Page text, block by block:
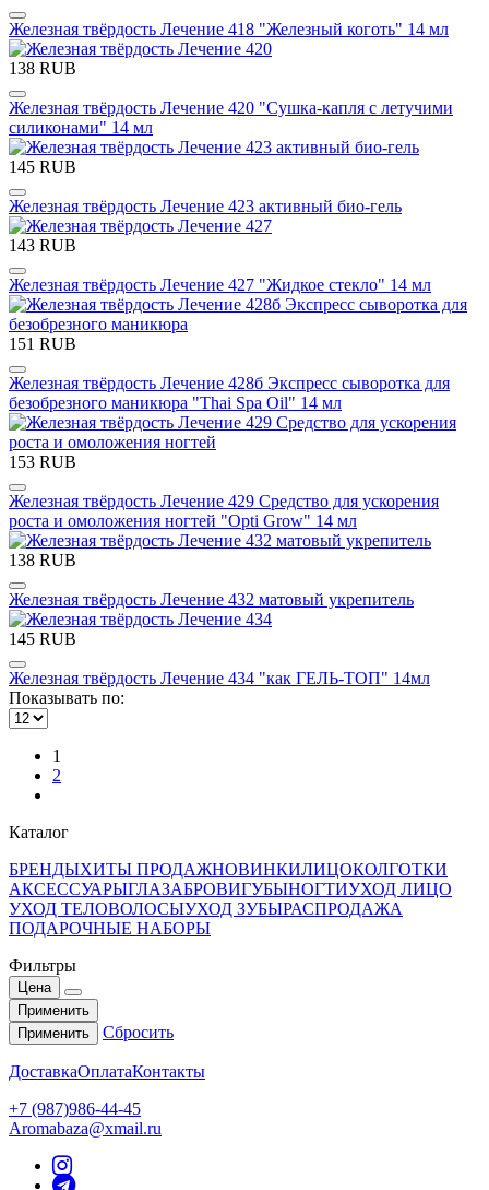
Железная твёрдость Лечение 418 "Железный коготь" 14 мл
138 RUB
Железная твёрдость Лечение 420 "Сушка-капля с летучими
силиконами" 14 мл
145 RUB
Железная твёрдость Лечение 423 активный био-гель
143 RUB
Железная твёрдость Лечение 427 "Жидкое стекло" 14 мл
151 RUB
Железная твёрдость Лечение 428б Экспресс сыворотка для
безобрезного маникюра "Thai Spa Oil" 14 мл
153 RUB
Железная твёрдость Лечение 429 Средство для ускорения
роста и омоложения ногтей "Opti Grow" 14 мл
138 RUB
Железная твёрдость Лечение 432 матовый укрепитель
145 RUB
Железная твёрдость Лечение 434 "как ГЕЛЬ-ТОП" 14мл
Показывать по:
1
2
Каталог
БРЕНДЫХИТЫ ПРОДАЖНОВИНКИЛИЦОКОЛГОТКИ
АКСЕССУАРЫГЛАЗАБРОВИГУБЫНОГТИУХОД ЛИЦО
УХОД ТЕЛОВОЛОСЫУХОД ЗУБЫРАСПРОДАЖА
ПОДАРОЧНЫЕ НАБОРЫ
Фильтры
Цена
Применить
Применить
Сбросить
ДоставкаОплатаКонтакты
+7 (987)986-44-45
Aromabaza@xmail.ru